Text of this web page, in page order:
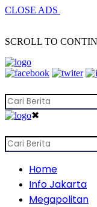
CLOSE ADS
SCROLL TO
✖
Home
Info Jakarta
Megapolitan